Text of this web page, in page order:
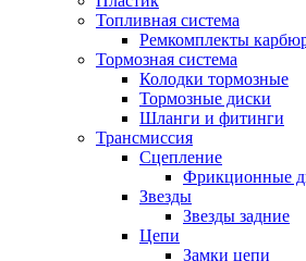
Топливная система
Ремкомплекты
Тормозная система
Колодки тормозные
Тормозные диски
Шланги и фитинги
Трансмиссия
Cцепление
Фрикционные
Звезды
Звезды задние
Цепи
Замки цепи